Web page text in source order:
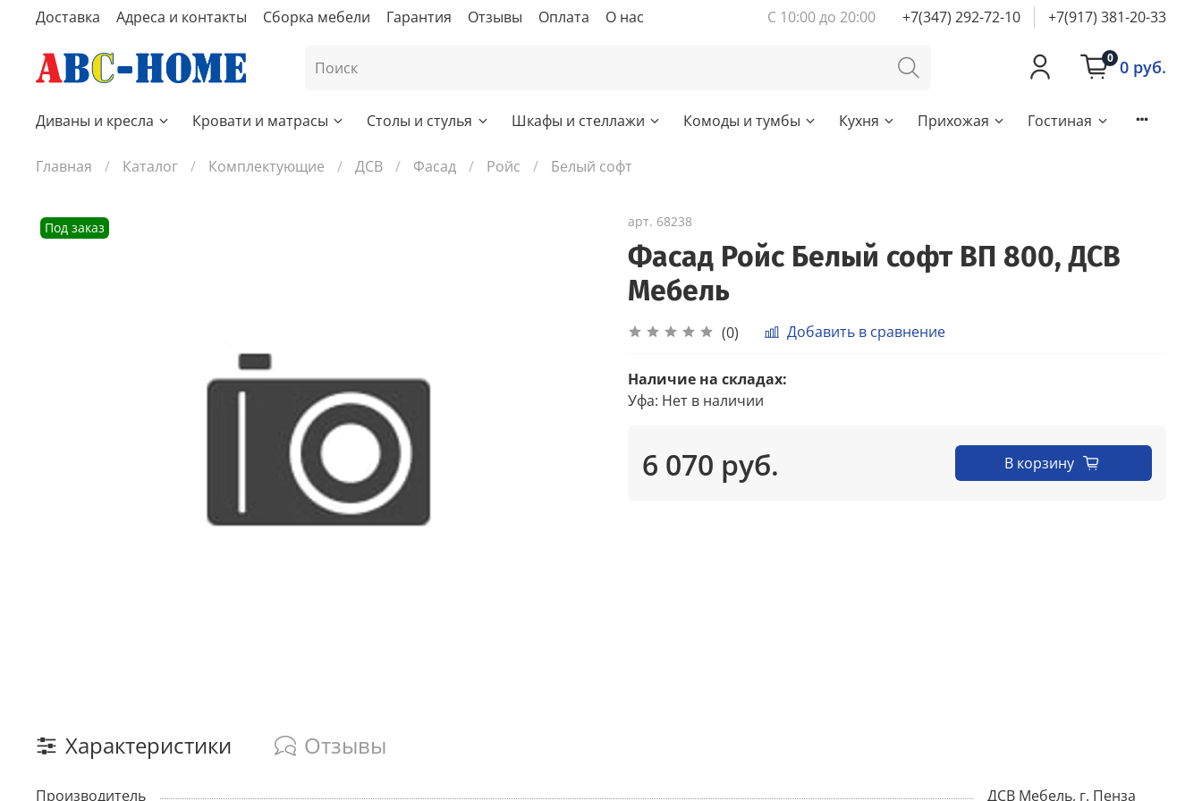
Доставка Адреса и контакты Сборка мебели Гарантия Отзывы Оплата О нас С 10:00 до 20:00 +7(347) 292-72-10 +7(917) 381-20-33
0 0 руб.
Диваны и кресла Кровати и матрасы Столы и стулья Шкафы и стеллажи Комоды и тумбы Кухня Прихожая Гостиная
Главная Каталог Комплектующие ДСВ Фасад Ройс Белый софт
Под заказ арт. 68238
Фасад Ройс Белый софт ВП 800, ДСВ
Мебель
(0) Добавить в сравнение
Наличие на складах:
Уфа: Нет в наличии
6 070 руб. В корзину
Характеристики Отзывы
Производитель ДСВ Мебель, г. Пенза